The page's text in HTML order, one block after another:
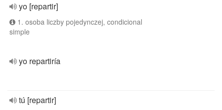
yo [repartir]
1. osoba liczby pojedynczej, condicional
simple
yo repartiría
tú [repartir]